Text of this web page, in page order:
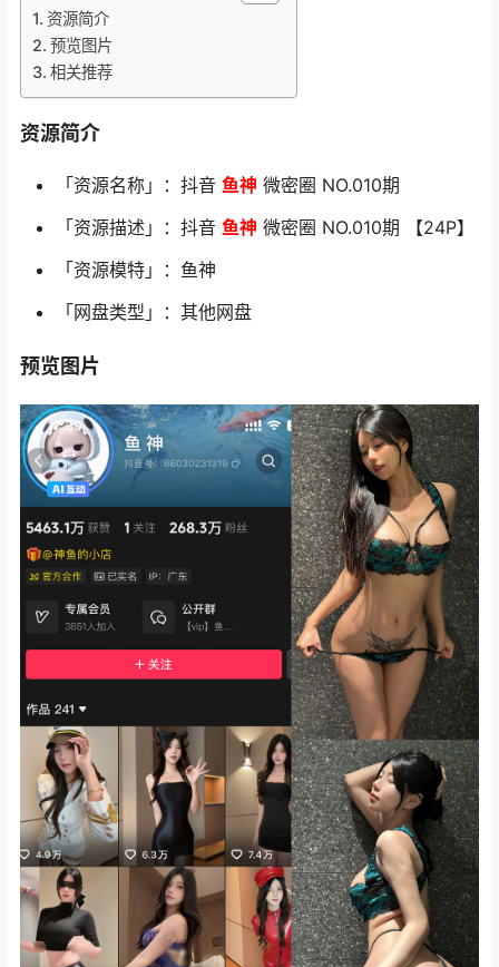
资源简介
预览图片
相关推荐
资源简介
「资源名称」：抖音 鱼神 微密圈 NO.010期
「资源描述」：抖音 鱼神 微密圈 NO.010期 【24P】
「资源模特」：鱼神
「网盘类型」：其他网盘
预览图片